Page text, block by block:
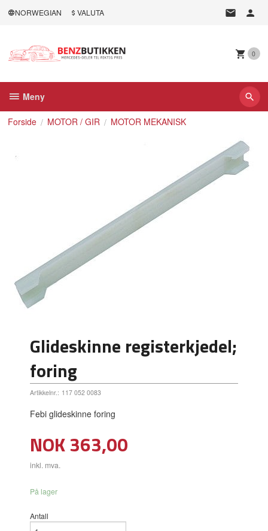
NORWEGIAN VALUTA
0
Meny
Forside MOTOR / GIR MOTOR MEKANISK
Glideskinne registerkjedel;
foring
Artikkelnr.: 117 052 0083
Febi glideskinne foring
Pris
NOK363,00
inkl. mva.
På lager
Antall